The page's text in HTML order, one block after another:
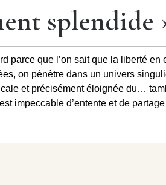
splendide
parce que l’on sait que la liberté
on pénètre dans un univers
et précisément éloignée du…
impeccable d’entente et de